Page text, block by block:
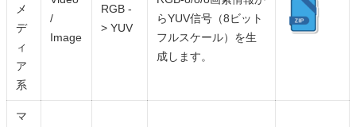
メ
デ
ィ
ア
系
/
Image
RGB -
> YUV
らYUV信号（8ビット
フルスケール）を生
成します。
マ